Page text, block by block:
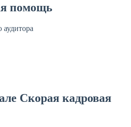
помощь
аудитора
Скорая кадровая